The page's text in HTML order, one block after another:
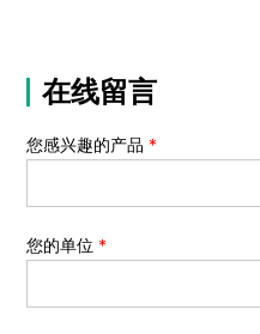
在线留言
您感兴趣的产品 *
您的单位 *